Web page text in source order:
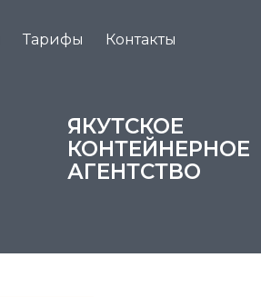
Тарифы Контакты
ЯКУТСКОЕ
КОНТЕЙНЕРНОЕ
АГЕНТСТВО